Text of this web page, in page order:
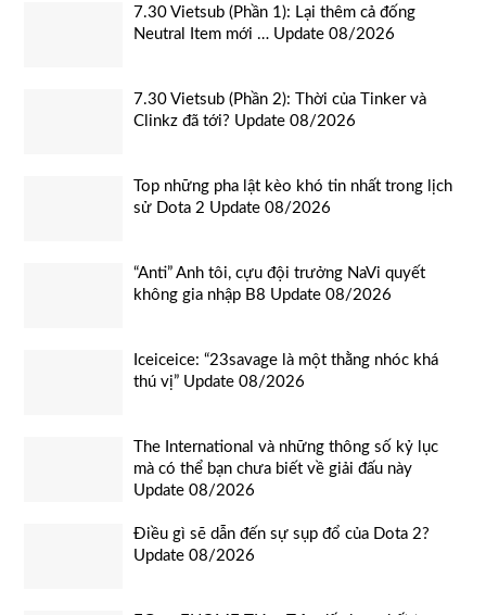
7.30 Vietsub (Phần 1): Lại thêm cả đống
Neutral Item mới … Update 08/2026
7.30 Vietsub (Phần 2): Thời của Tinker và
Clinkz đã tới? Update 08/2026
Top những pha lật kèo khó tin nhất trong lịch
sử Dota 2 Update 08/2026
“Anti” Anh tôi, cựu đội trưởng NaVi quyết
không gia nhập B8 Update 08/2026
Iceiceice: “23savage là một thằng nhóc khá
thú vị” Update 08/2026
The International và những thông số kỷ lục
mà có thể bạn chưa biết về giải đấu này
Update 08/2026
Điều gì sẽ dẫn đến sự sụp đổ của Dota 2?
Update 08/2026